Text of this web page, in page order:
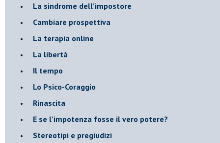
​La sindrome dell’impostore
​Cambiare prospettiva
La terapia online
La libertà
​Il tempo
​Lo Psico-Coraggio
Rinascita
​E se l’impotenza fosse il vero potere?
Stereotipi e pregiudizi